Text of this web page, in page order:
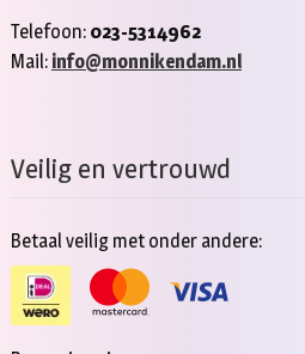
Telefoon: 023-5314962
Mail: info@monnikendam.nl
Veilig en vertrouwd
Betaal veilig met onder andere: